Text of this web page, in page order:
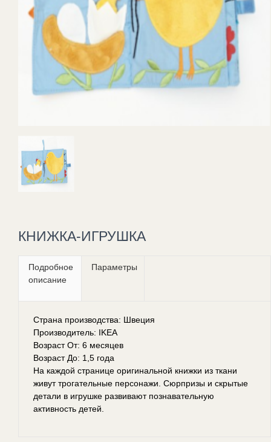
КНИЖКА-ИГРУШКА
Подробное
описание
Параметры
Страна производства: Швеция
Производитель: IKEA
Возраст От: 6 месяцев
Возраст До: 1,5 года
На каждой странице оригинальной книжки из ткани
живут трогательные персонажи. Сюрпризы и скрытые
детали в игрушке развивают познавательную
активность детей.